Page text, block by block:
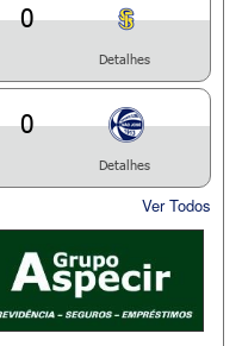
0
Detalhes
0
Detalhes
Ver Todos